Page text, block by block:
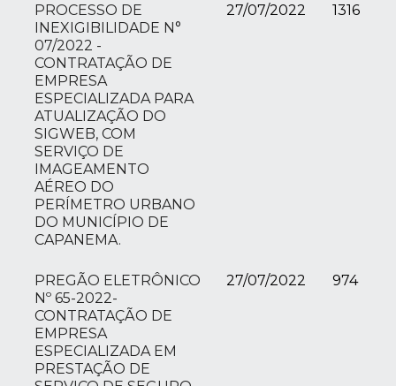
PROCESSO DE
INEXIGIBILIDADE N°
07/2022 -
CONTRATAÇÃO DE
EMPRESA
ESPECIALIZADA PARA
ATUALIZAÇÃO DO
SIGWEB, COM
SERVIÇO DE
IMAGEAMENTO
AÉREO DO
PERÍMETRO URBANO
DO MUNICÍPIO DE
CAPANEMA.
27/07/2022 1316
PREGÃO ELETRÔNICO
Nº 65-2022-
CONTRATAÇÃO DE
EMPRESA
ESPECIALIZADA EM
PRESTAÇÃO DE
27/07/2022 974